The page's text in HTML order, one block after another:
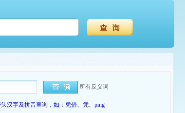
所有反义词
汉字及拼音查询，如：凭借、凭、ping